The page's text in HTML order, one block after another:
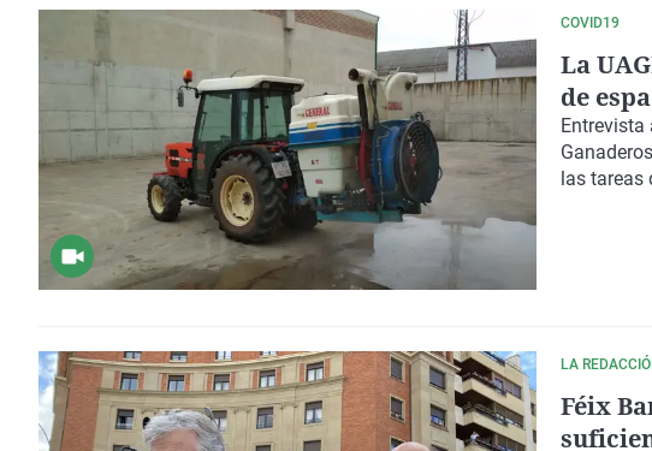
COVID19
La
de
Entrevista
las
LA
Féix